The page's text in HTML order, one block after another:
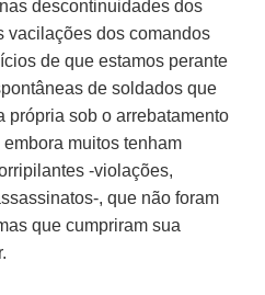
descontinuidades dos
vacilações dos comandos
de que estamos perante
de soldados que
própria sob o arrebatamento
muitos tenham
-violações,
, que não foram
que cumpriram sua